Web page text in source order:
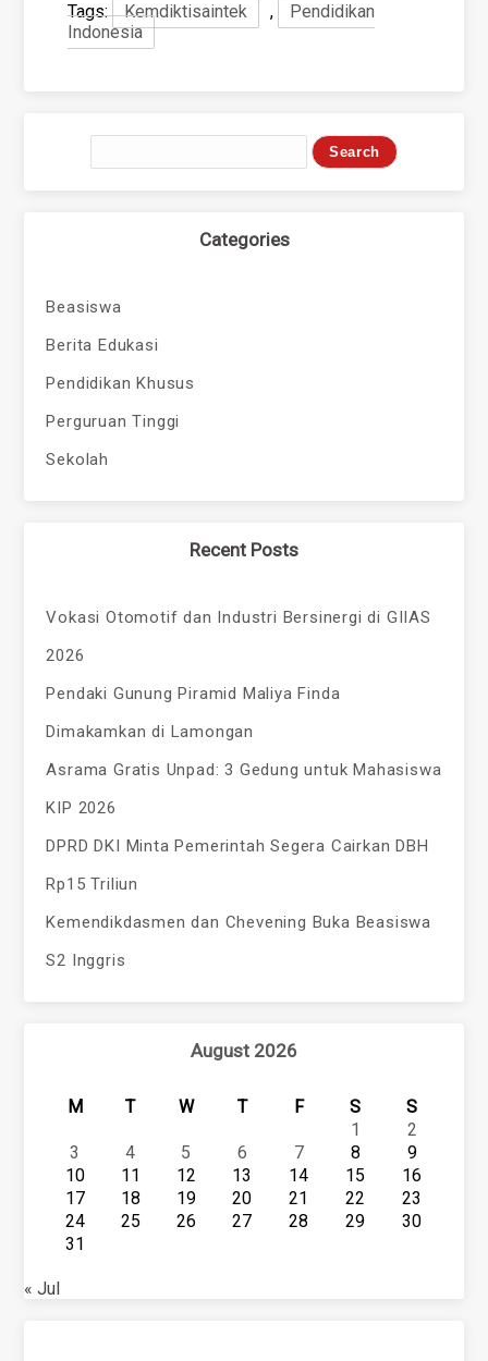
Tags: Kemdiktisaintek ,
Pendidikan
Indonesia
Categories
Beasiswa
Berita Edukasi
Pendidikan Khusus
Perguruan Tinggi
Sekolah
Recent Posts
Vokasi Otomotif dan Industri Bersinergi di GIIAS
2026
Pendaki Gunung Piramid Maliya Finda
Dimakamkan di Lamongan
Asrama Gratis Unpad: 3 Gedung untuk Mahasiswa
KIP 2026
DPRD DKI Minta Pemerintah Segera Cairkan DBH
Rp15 Triliun
Kemendikdasmen dan Chevening Buka Beasiswa
S2 Inggris
August 2026
M T W T F S
S
1
2
3
4 5 6 7 8
9
10
11 12 13 14 15
16
17
18 19 20 21 22
23
24
25 26 27 28 29
30
31
« Jul